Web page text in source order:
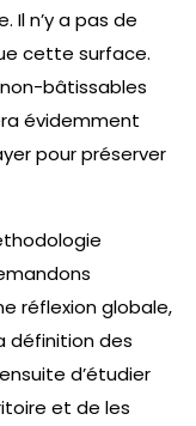
n’y a pas de
cette surface.
bâtissables
évidemment
pour préserver
réflexion globale,
définition des
d’étudier
et de les